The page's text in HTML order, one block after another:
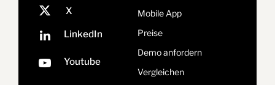
Mobile App
Preise
Demo anfordern
Vergleichen